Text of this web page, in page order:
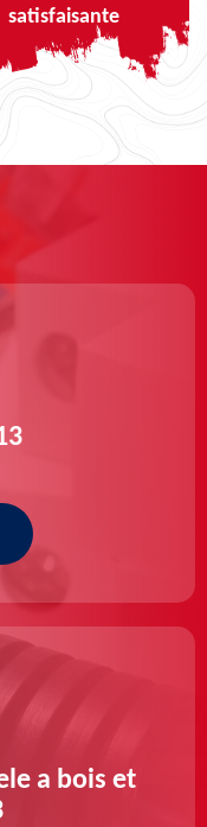
satisfaisante
a bois et